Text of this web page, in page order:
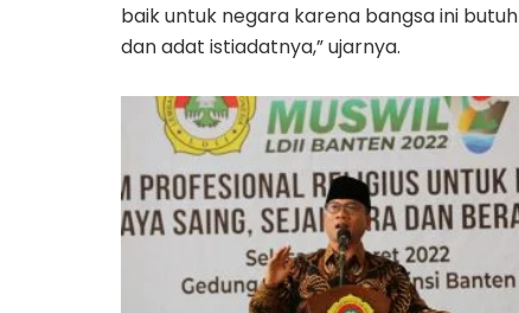
baik untuk negara karena bangsa ini
dan adat istiadatnya,” ujarnya.